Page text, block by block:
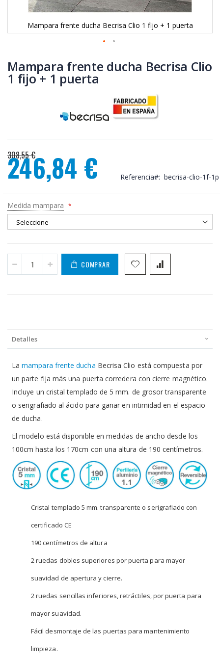
Mampara frente ducha Becrisa Clio 1 fijo + 1 puerta
al
comienzo
de
Mampara frente ducha Becrisa Clio
1 fijo + 1 puerta
308,55 €
Precio
especial
246,84 € Referencia becrisa-clio-1f-1p
Medida mampara
COMPRAR
Detalles
Lamampara frente ducha Becrisa Clio está compuesta por
un parte fija más una puerta corredera con cierre magnético.
Incluye un cristal templado de 5 mm. de grosor transparente
o serigrafiado al ácido para ganar en intimidad en el espacio
de ducha.
El modelo está disponible en medidas de ancho desde los
100cm hasta los 170cm con una altura de 190 centímetros.
Cristal templado 5 mm. transparente o serigrafiado con
certificado CE
190 centímetros de altura
2 ruedas dobles superiores por puerta para mayor
suavidad de apertura y cierre.
2 ruedas sencillas inferiores, retráctiles, por puerta para
mayor suavidad.
Fácil desmontaje de las puertas para mantenimiento
limpieza.